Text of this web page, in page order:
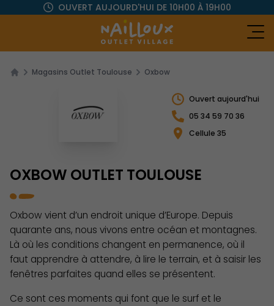
OUVERT AUJOURD'HUI DE 10H00 À 19H00
Magasins Outlet Toulouse Oxbow
Ouvert aujourd'hui
05 34 59 70 36
Cellule 35
OXBOW OUTLET TOULOUSE
Oxbow vient d’un endroit unique d’Europe. Depuis
quarante ans, nous vivons entre océan et montagnes.
Là où les conditions changent en permanence, où il
faut apprendre à attendre, à lire le terrain, et à saisir les
fenêtres parfaites quand elles se présentent.
Ce sont ces moments qui font que le surf et le